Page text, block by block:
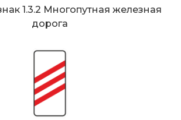
1.3.2 Многопутная железная
дорога